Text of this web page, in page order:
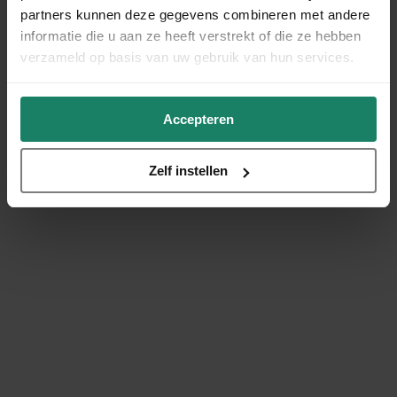
partners kunnen deze gegevens combineren met andere
informatie die u aan ze heeft verstrekt of die ze hebben
verzameld op basis van uw gebruik van hun services.
Accepteren
Zelf instellen